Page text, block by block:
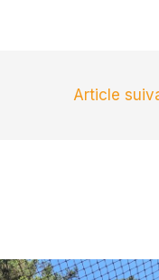
Article